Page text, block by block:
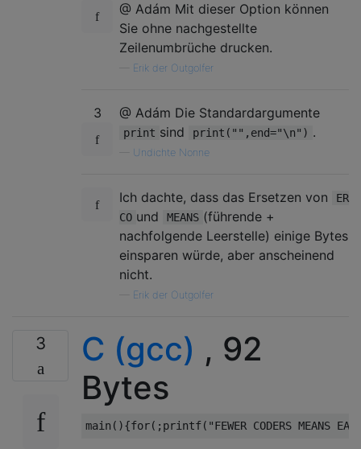
@ Adám Mit dieser Option können
Sie ohne nachgestellte
Zeilenumbrüche drucken.
Erik der Outgolfer
3 @ Adám Die Standardargumente
print sind print("",end="\n") .
Undichte Nonne
Ich dachte, dass das Ersetzen von
ER
CO und MEANS (führende +
nachfolgende Leerstelle) einige Bytes
einsparen würde, aber anscheinend
nicht.
Erik der Outgolfer
3 C (gcc) , 92
Bytes
main (){for(; printf( "FEWER CODERS MEANS